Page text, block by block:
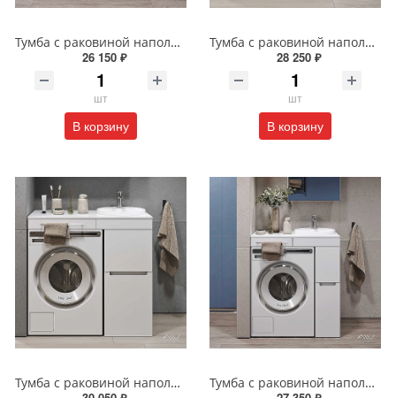
Тумба с раковиной напольная Alavann Cosmetic 85 см ALV1037000 белая
26 150 ₽
шт
В корзину
Тумба с раковиной напольная Alavann Cosmetic 95 см ALV1039000 белая
28 250 ₽
шт
В корзину
Тумба с раковиной напольная Alavann Cosmetic ALV1040000 100 см белая
Тумба с раковиной напольная Alavann Cosmetic 90 см ALV1038000 белая